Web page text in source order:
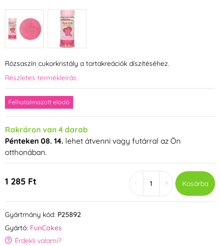
Rózsaszín cukorkristály a tortakreációk díszítéséhez.
Részletes termékleírás
Felhatalmazott eladó
Rakráron van 4 darab
Pénteken 08. 14. lehet átvenni vagy futárral az Ön
otthonában.
1 285 Ft + Kosárba
Gyártmány kód: P25892
Gyártó: FunCakes
Érdekli valami?